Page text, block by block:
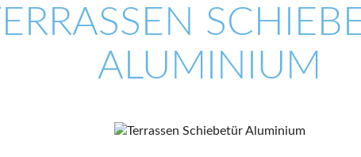
ALUMINIUM